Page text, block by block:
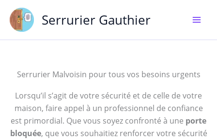
contenu
Serrurier Gauthier
Serrurier Malvoisin pour tous vos besoins urgents
Lorsqu’il s’agit de votre sécurité et de celle de votre
maison, faire appel à un professionnel de confiance
est primordial. Que vous soyez confronté à une porte
bloquée, que vous souhaitiez renforcer votre sécurité